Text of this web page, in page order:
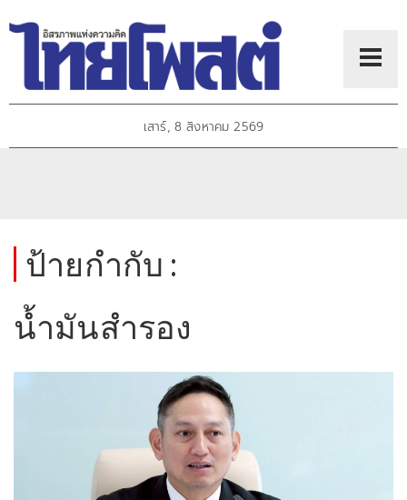
เสาร์, 8 สิงหาคม 2569
ป้ายกำกับ :
น้ำมันสำรอง